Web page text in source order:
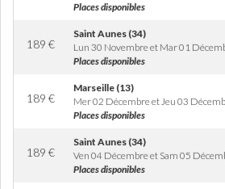
Places disponibles
189 €
Saint Aunes (34)
Lun 30 Novembre et Mar 01
Places disponibles
189 €
Marseille (13)
Mer 02 Décembre et Jeu 03
Places disponibles
189 €
Saint Aunes (34)
Ven 04 Décembre et Sam 05
Places disponibles